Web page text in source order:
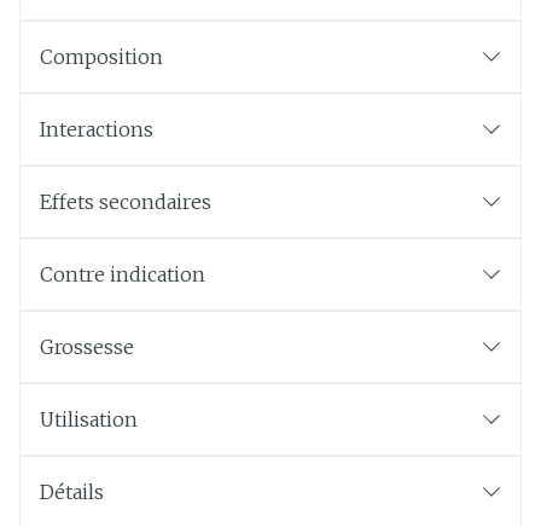
Composition
Interactions
Effets secondaires
Contre indication
Grossesse
Utilisation
Détails